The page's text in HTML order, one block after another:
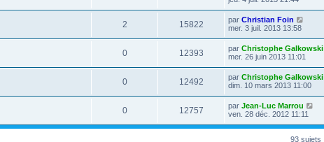
2 15822 par Christian Foin
mer. 3 juil. 2013 13:58
0 12393 par Christophe Galkowski
mer. 26 juin 2013 11:01
0 12492 par Christophe Galkowski
dim. 10 mars 2013 11:00
0 12757 par Jean-Luc Marrou
ven. 28 déc. 2012 11:11
93 sujets